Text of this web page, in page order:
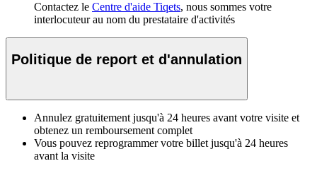
Contactez le Centre d'aide Tiqets, nous sommes votre
interlocuteur au nom du prestataire d'activités
Politique de report et d'annulation
Annulez gratuitement jusqu'à 24 heures avant votre visite et
obtenez un remboursement complet
Vous pouvez reprogrammer votre billet jusqu'à 24 heures
avant la visite